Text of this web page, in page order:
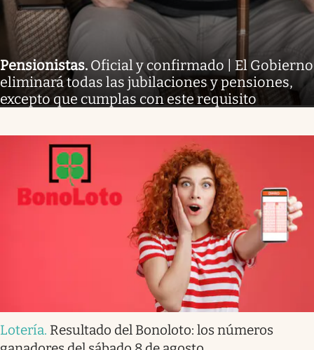
Pensionistas. Oficial y confirmado | El Gobierno
eliminará todas las jubilaciones y pensiones,
excepto que cumplas con este requisito
Lotería. Resultado del Bonoloto: los números